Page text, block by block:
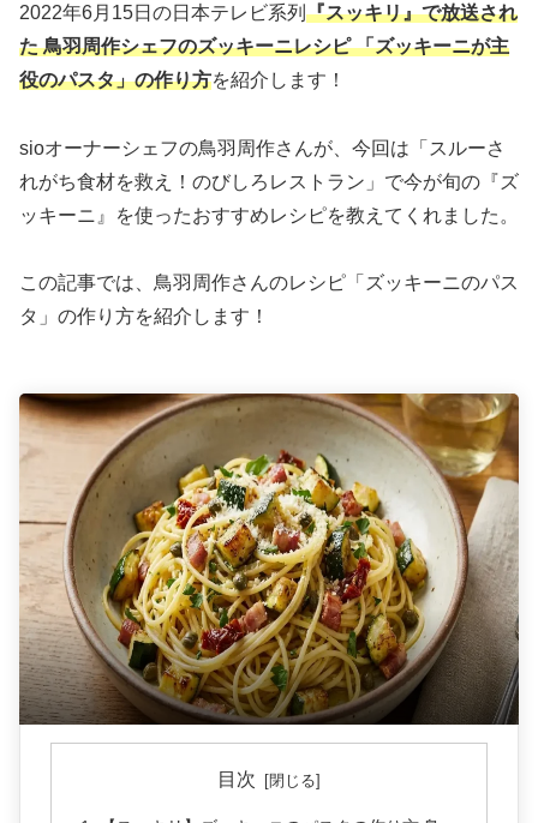
2022年6月15日の日本テレビ系列 『スッキリ』で放送され
た 鳥羽周作シェフのズッキーニレシピ 「ズッキーニが主
役のパスタ」の作り方を紹介します！
sioオーナーシェフの鳥羽周作さんが、今回は「スルーさ
れがち食材を救え！のびしろレストラン」で今が旬の『ズ
ッキーニ』を使ったおすすめレシピを教えてくれました。
この記事では、鳥羽周作さんのレシピ「ズッキーニのパス
タ」の作り方を紹介します！
目次